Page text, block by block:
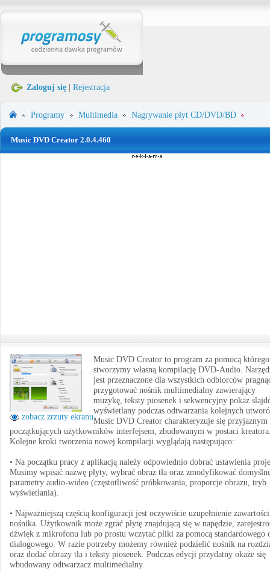
Zaloguj się Rejestracja
Programy Multimedia Nagrywanie płyt CD/DVD/BD
Music DVD Creator 2.0.4.460
zobacz zrzuty ekranu
Music DVD Creator to program za pomocą którego
stworzymy własną kompilację DVD-Audio.
jest przeznaczone dla wszystkich odbiorców
przygotować nośnik multimedialny zawierający
muzykę, teksty piosenek i sekwencyjny pokaz
wyświetlany podczas odtwarzania kolejnych
Music DVD Creator charakteryzuje się przyjaznym
początkujących użytkowników interfejsem, zbudowanym w postaci
Kolejne kroki tworzenia nowej kompilacji wyglądają następująco:
• Na początku pracy z aplikacją należy odpowiednio dobrać ustawienia
Musimy wpisać nazwę płyty, wybrać obraz tła oraz zmodyfikować
parametry audio-wideo (częstotliwość próbkowania, proporcje obrazu, tryb
wyświetlania).
• Najważniejszą częścią konfiguracji jest oczywiście uzupełnienie zawartości
nośnika. Użytkownik może zgrać płytę znajdującą się w napędzie,
dźwięk z mikrofonu lub po prostu wczytać pliki za pomocą standardowego
dialogowego. W razie potrzeby możemy również podzielić nośnik na
oraz dodać obrazy tła i teksty piosenek. Podczas edycji przydatny okaże się
wbudowany odtwarzacz multimedialny.